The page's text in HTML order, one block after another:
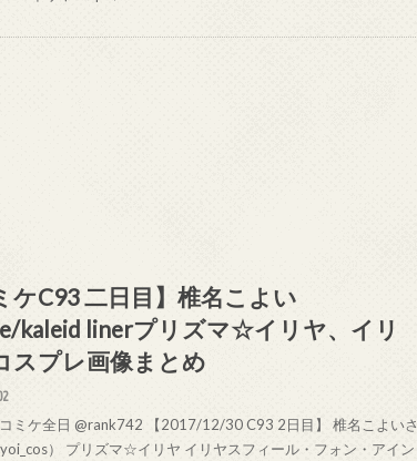
ケC93 二日目】椎名こよい
kaleid linerプリズマ☆イリヤ、イリ
スプレ画像まとめ
ミケ全日 @rank742 【2017/12/30 C93 2日目】 椎名こよいさ
） プリズマ☆イリヤ イリヤスフィール・フォン・アイン